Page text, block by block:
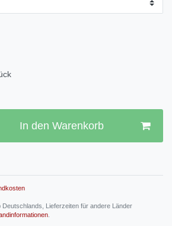
In den Warenkorb
Deutschlands, Lieferzeiten für andere Länder